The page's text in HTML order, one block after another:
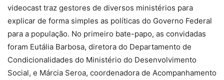
videocast traz gestores de diversos ministérios para
explicar de forma simples as políticas do Governo Federal
para a população. No primeiro bate-papo, as convidadas
foram Eutália Barbosa, diretora do Departamento de
Condicionalidades do Ministério do Desenvolvimento
Social, e Márcia Seroa, coordenadora de Acompanhamento